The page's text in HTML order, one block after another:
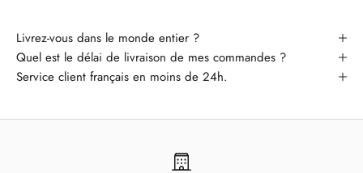
Livrez-vous dans le monde entier ?
Quel est le délai de livraison de mes commandes ?
Service client français en moins de 24h.